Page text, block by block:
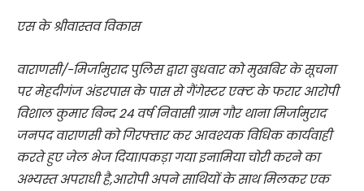
एस के श्रीवास्तव विकास
वाराणसी/-मिर्जामुराद पुलिस द्वारा बुधवार को मुखबिर के सूचना
पर मेहदीगंज अंडरपास के पास से गैंगेस्टर एक्ट के फरार आरोपी
विशाल कुमार बिन्द 24 वर्ष निवासी ग्राम गौर थाना मिर्जामुराद
जनपद वाराणसी को गिरफ्तार कर आवश्यक विधिक कार्यवाही
करते हुए जेल भेज दिया।पकड़ा गया इनामिया चोरी करने का
अभ्यस्त अपराधी है,आरोपी अपने साथियों के साथ मिलकर एक